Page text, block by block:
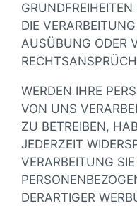
DIE
AUSÜBUNG ODER
WERDEN IHRE
VON UNS
ZU BETREIBEN,
JEDERZEIT
VERARBEITUNG
DERARTIGER